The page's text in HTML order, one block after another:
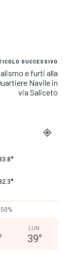
SUCCESSIVO
e furti alla
Navile in
via Saliceto
°
°
50%
LUN
39°